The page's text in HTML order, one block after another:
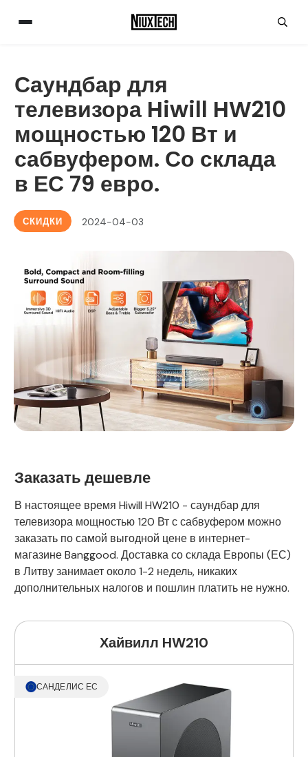
Саундбар для
телевизора Hiwill HW210
мощностью 120 Вт и
сабвуфером. Со склада
в ЕС 79 евро.
СКИДКИ 2024-04-03
Заказать дешевле
В настоящее время Hiwill HW210 - саундбар для
телевизора мощностью 120 Вт с сабвуфером можно
заказать по самой выгодной цене в интернет-
магазине Banggood. Доставка со склада Европы (ЕС)
в Литву занимает около 1-2 недель, никаких
дополнительных налогов и пошлин платить не нужно.
Хайвилл HW210
САНДЕЛИС ЕС